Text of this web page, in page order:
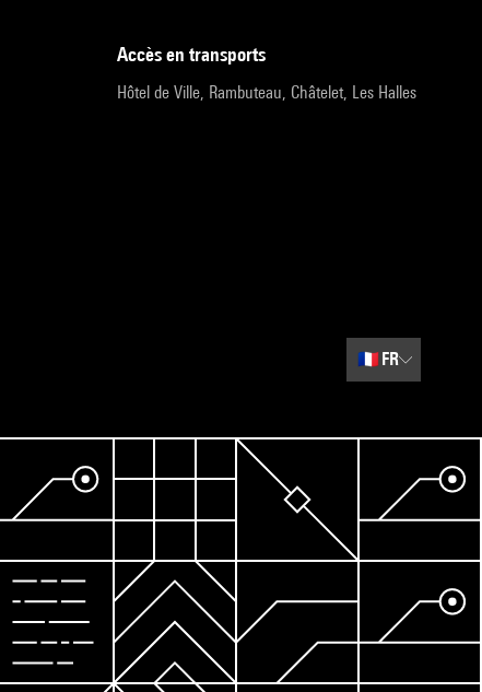
accès en transports
Hôtel de Ville, Rambuteau, Châtelet, Les Halles
🇫🇷 FR